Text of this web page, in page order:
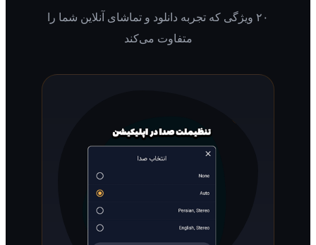
۲۰ ویژگی که تجربه دانلود و تماشای آنلاین شما را
متفاوت می‌کند